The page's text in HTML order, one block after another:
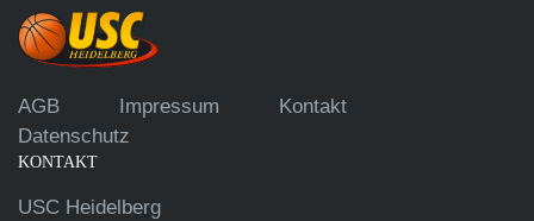
AGB Impressum
Kontakt
Datenschutz
KONTAKT
USC Heidelberg